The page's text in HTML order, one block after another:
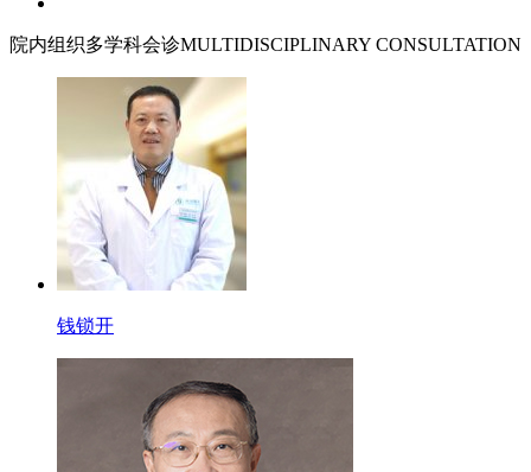
院内组织多学科会诊MULTIDISCIPLINARY CONSULTATION
钱锁开